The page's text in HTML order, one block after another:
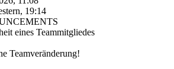
, 19:14
eines Teammitgliedes
Teamveränderung!